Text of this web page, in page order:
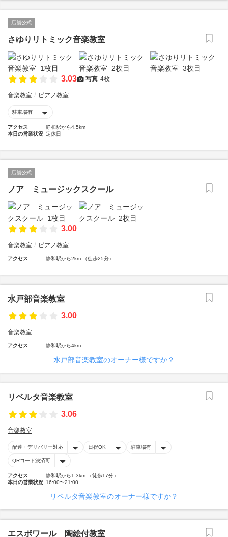
店舗公式
さゆりリトミック音楽教室
3.03 写真 4枚
音楽教室 ピアノ教室
駐車場有
アクセス
静和駅から4.5km
本日の営業状況 定休日
店舗公式
ノア ミュージックスクール
3.00
音楽教室 ピアノ教室
アクセス 静和駅から2km （徒歩25分）
水戸部音楽教室
3.00
音楽教室
アクセス 静和駅から4km
水戸部音楽教室のオーナー様ですか？
リベルタ音楽教室
3.06
音楽教室
配達・デリバリー対応 日祝OK 駐車場有
QRコード決済可
アクセス
静和駅から1.3km （徒歩17分）
本日の営業状況 16:00〜21:00
リベルタ音楽教室のオーナー様ですか？
エスポワール 陶絵付教室